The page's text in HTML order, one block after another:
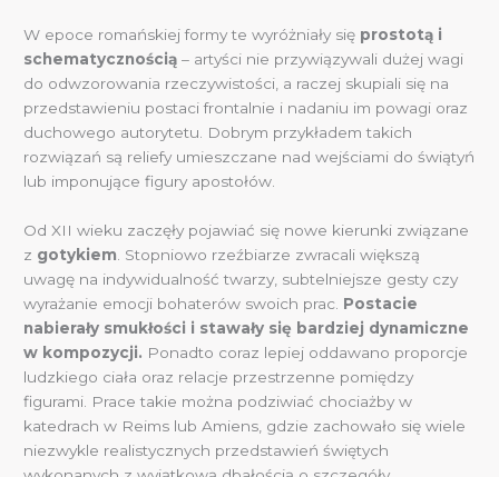
W epoce romańskiej formy te wyróżniały się prostotą i
schematycznością – artyści nie przywiązywali dużej wagi
do odwzorowania rzeczywistości, a raczej skupiali się na
przedstawieniu postaci frontalnie i nadaniu im powagi oraz
duchowego autorytetu. Dobrym przykładem takich
rozwiązań są reliefy umieszczane nad wejściami do świątyń
lub imponujące figury apostołów.
Od XII wieku zaczęły pojawiać się nowe kierunki związane
z gotykiem . Stopniowo rzeźbiarze zwracali większą
uwagę na indywidualność twarzy, subtelniejsze gesty czy
wyrażanie emocji bohaterów swoich prac. Postacie
nabierały smukłości i stawały się bardziej dynamiczne
w kompozycji. Ponadto coraz lepiej oddawano proporcje
ludzkiego ciała oraz relacje przestrzenne pomiędzy
figurami. Prace takie można podziwiać chociażby w
katedrach w Reims lub Amiens, gdzie zachowało się wiele
niezwykle realistycznych przedstawień świętych